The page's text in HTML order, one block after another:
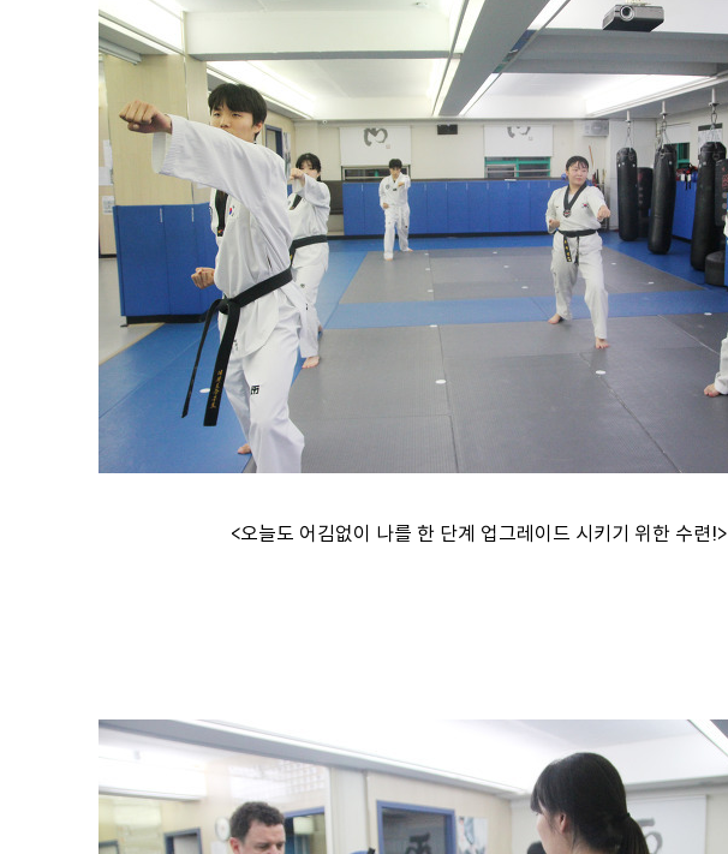
<오늘도 어김없이 나를 한 단계 업그레이드 시키기 위한 수련!>